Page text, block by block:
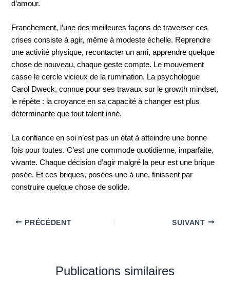
d’amour.
Franchement, l’une des meilleures façons de traverser ces
crises consiste à agir, même à modeste échelle. Reprendre
une activité physique, recontacter un ami, apprendre quelque
chose de nouveau, chaque geste compte. Le mouvement
casse le cercle vicieux de la rumination. La psychologue
Carol Dweck, connue pour ses travaux sur le growth mindset,
le répète : la croyance en sa capacité à changer est plus
déterminante que tout talent inné.
La confiance en soi n’est pas un état à atteindre une bonne
fois pour toutes. C’est une commode quotidienne, imparfaite,
vivante. Chaque décision d’agir malgré la peur est une brique
posée. Et ces briques, posées une à une, finissent par
construire quelque chose de solide.
PRÉCÉDENT SUIVANT
Publications similaires